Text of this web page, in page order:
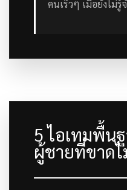
คนเร็วๆ เมื่อยังไม่รู้
5 ไอเทมพื้น
ผู้ชายที่ขาดไ